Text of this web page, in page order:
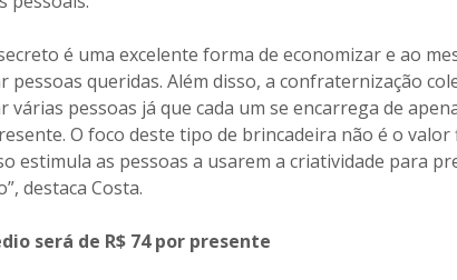
é uma excelente forma de economizar e ao
pessoas queridas. Além disso, a confraternização
várias pessoas já que cada um se encarrega de
O foco deste tipo de brincadeira não é o
estimula as pessoas a usarem a criatividade para
destaca Costa.
será de R$ 74 por presente